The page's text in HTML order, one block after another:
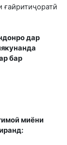
дар
бар
миёни